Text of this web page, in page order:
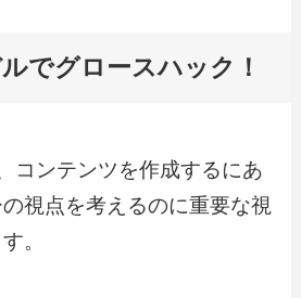
でグロースハック！
コンテンツを作成するにあ
視点を考えるのに重要な視
。